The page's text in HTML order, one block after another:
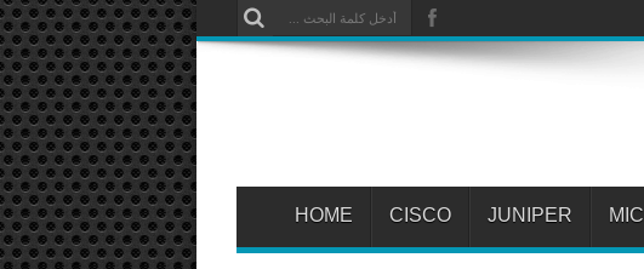
JUNIPER
CISCO
HOME